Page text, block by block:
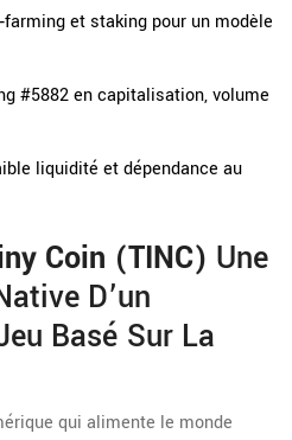
et staking pour un modèle
#5882 en capitalisation, volume
liquidité et dépendance au
Coin (TINC) Une
D’un
Basé Sur La
qui alimente le monde